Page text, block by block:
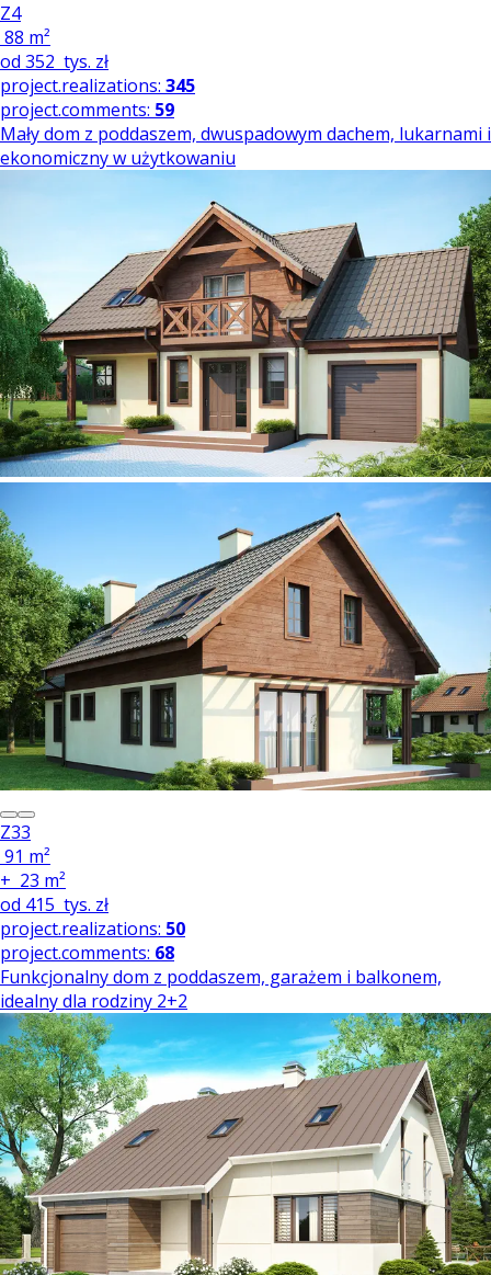
Z4
88 m²
od 352 tys. zł
project.realizations: 345
project.comments: 59
Mały dom z poddaszem, dwuspadowym dachem, lukarnami i
ekonomiczny w użytkowaniu
Z33
91 m²
+ 23 m²
od 415 tys. zł
project.realizations: 50
project.comments: 68
Funkcjonalny dom z poddaszem, garażem i balkonem,
idealny dla rodziny 2+2